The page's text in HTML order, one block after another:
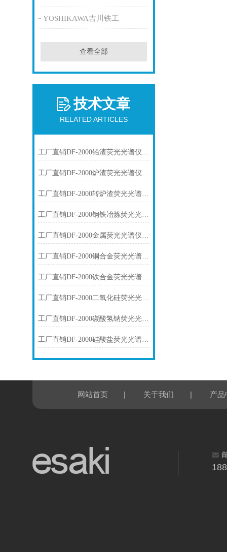
YOSHIKAWA吉川铁工
查看全部
技术文章
RELATED ARTICLES
工厂直销DF-2000铅渣荧光光谱仪技术参数
工厂直销DF-2000炉渣荧光光谱仪技术参数
工厂直销DF-2000转炉渣荧光光谱仪技术参数
工厂直销DF-2000钢铁冶炼荧光光谱仪技术参数
工厂直销DF-2000金属荧光光谱仪技术参数
工厂直销DF-2000铜合金荧光光谱仪技术参数
工厂直销DF-2000铁合金荧光光谱仪技术参数
工厂直销DF-2000二氧化硅荧光光谱仪技术参数
工厂直销DF-2000碳酸氢钠荧光光谱仪技术参数
工厂直销DF-2000硅酸盐荧光光谱仪技术参数
网站首页 | 关于我们 | 产品